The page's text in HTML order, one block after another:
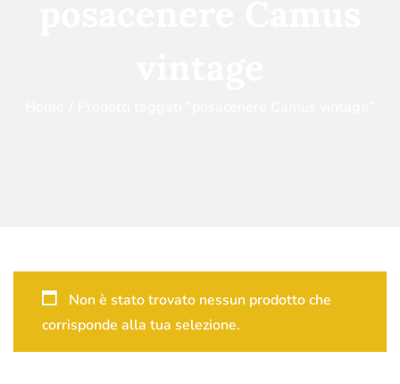
Non è stato trovato nessun prodotto che
corrisponde alla tua selezione.